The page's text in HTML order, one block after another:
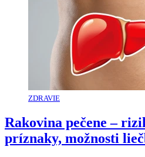
ZDRAVIE
Rakovina pečene –
príznaky, možnosti